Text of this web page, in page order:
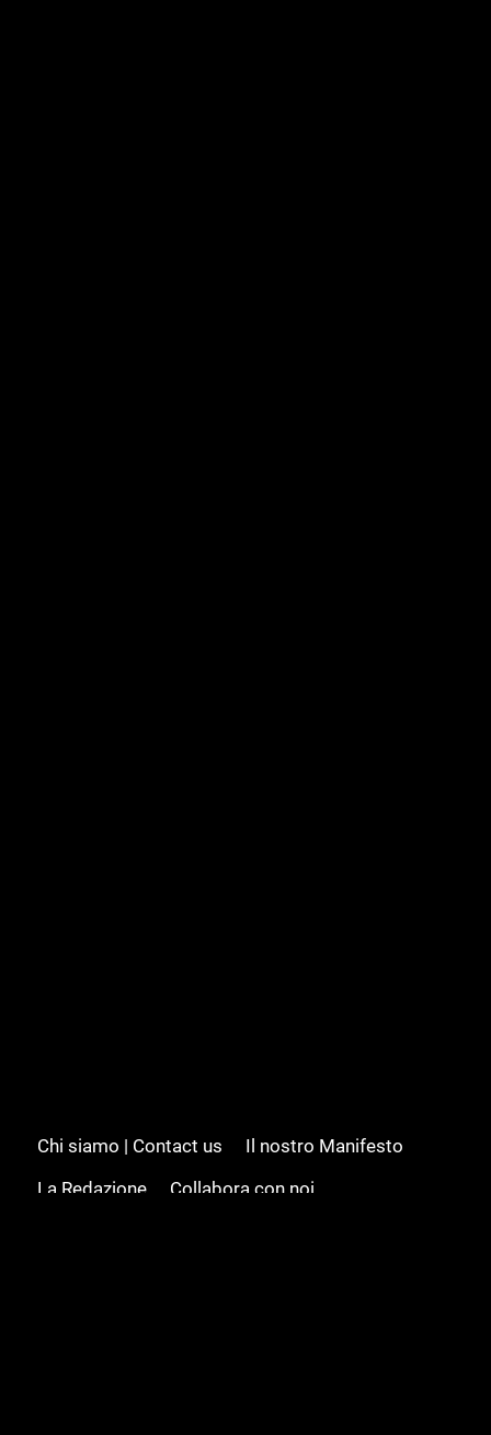
Chi siamo | Contact us
Il nostro Manifesto
La Redazione
Collabora con noi